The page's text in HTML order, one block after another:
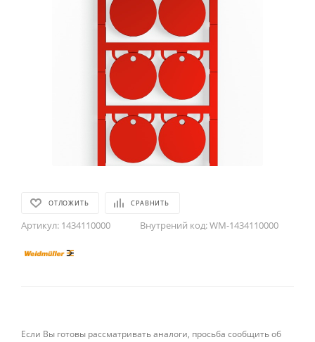
ОТЛОЖИТЬ СРАВНИТЬ
Артикул: 1434110000 Внутрений код:WM-1434110000
Если Вы готовы рассматривать аналоги, просьба сообщить об